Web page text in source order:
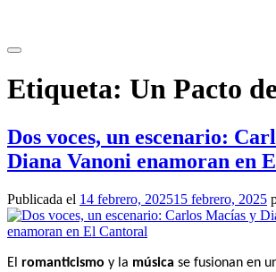
contenido
Etiqueta: Un Pacto
Dos voces, un escenario:
Diana Vanoni enamoran en
Publicada el 14 febrero, 202515 febrero, 2025
El romanticismo y la música se fusionan en